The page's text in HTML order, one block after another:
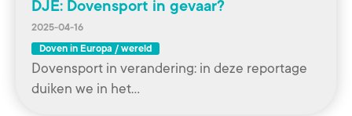
DJE: Dovensport in gevaar?
2025-04-16
Doven in Europa / wereld
Dovensport in verandering: in deze reportage
duiken we in het…